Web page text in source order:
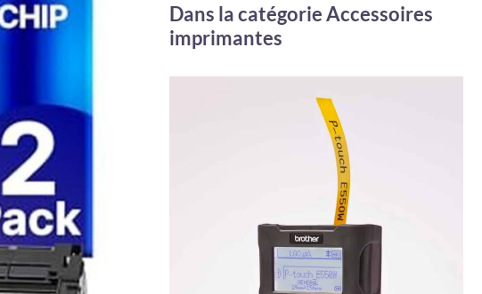
Dans la catégorie Accessoires
imprimantes